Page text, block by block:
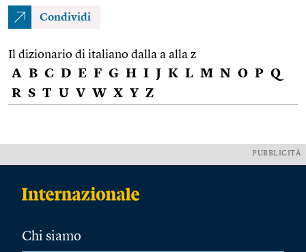
Condividi
Il dizionario di italiano dalla a alla z
A B C D E F G H I J K L M N O P Q
R S T U V W X Y Z
PUBBLICITÀ
Chi siamo